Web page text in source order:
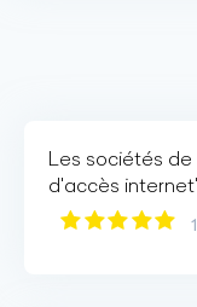
Les sociétés de
d'accès